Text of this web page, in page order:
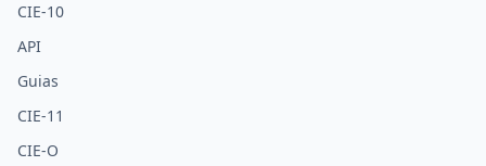
CIE-10
API
Guias
CIE-11
CIE-O